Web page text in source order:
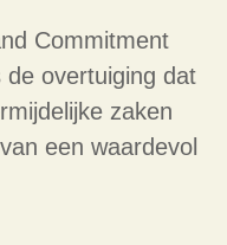
Commitment
de overtuiging dat
zaken
een waardevol